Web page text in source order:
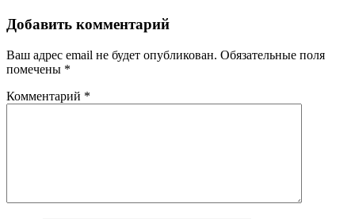
Добавить комментарий
Ваш адрес email не будет опубликован. Обязательные поля
помечены *
Комментарий *